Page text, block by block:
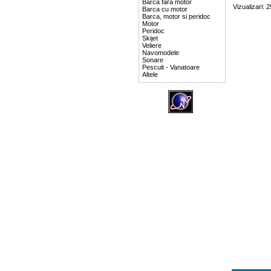
Barca fara motor
Barca cu motor
Barca, motor si peridoc
Motor
Peridoc
Skijet
Veliere
Navomodele
Sonare
Pescuit - Vanatoare
Altele
Vizualizari: